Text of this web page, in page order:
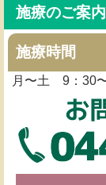
施療のご案内
施療時間
月〜土 9：30